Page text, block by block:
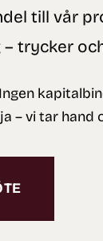
till vår
trycker
– vi tar hand